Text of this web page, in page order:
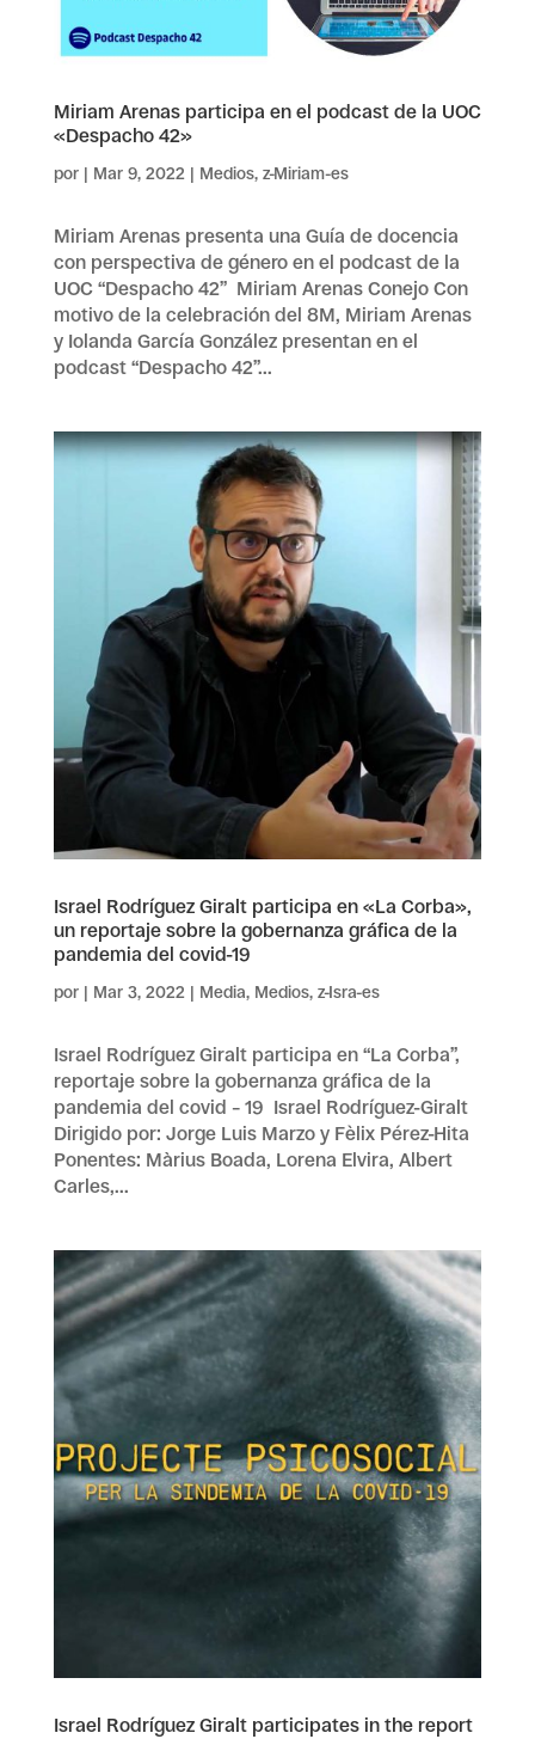
Miriam Arenas participa en el podcast de la UOC
«Despacho 42»
por | Mar 9, 2022 | Medios, z-Miriam-es
Miriam Arenas presenta una Guía de docencia
con perspectiva de género en el podcast de la
UOC “Despacho 42” Miriam Arenas Conejo Con
motivo de la celebración del 8M, Miriam Arenas
y Iolanda García González presentan en el
podcast “Despacho 42”...
Israel Rodríguez Giralt participa en «La Corba»,
un reportaje sobre la gobernanza gráfica de la
pandemia del covid-19
por | Mar 3, 2022 | Media, Medios, z-Isra-es
Israel Rodríguez Giralt participa en “La Corba”,
reportaje sobre la gobernanza gráfica de la
pandemia del covid – 19 Israel Rodríguez-Giralt
Dirigido por: Jorge Luis Marzo y Fèlix Pérez-Hita
Ponentes: Màrius Boada, Lorena Elvira, Albert
Carles,...
Israel Rodríguez Giralt participates in the report